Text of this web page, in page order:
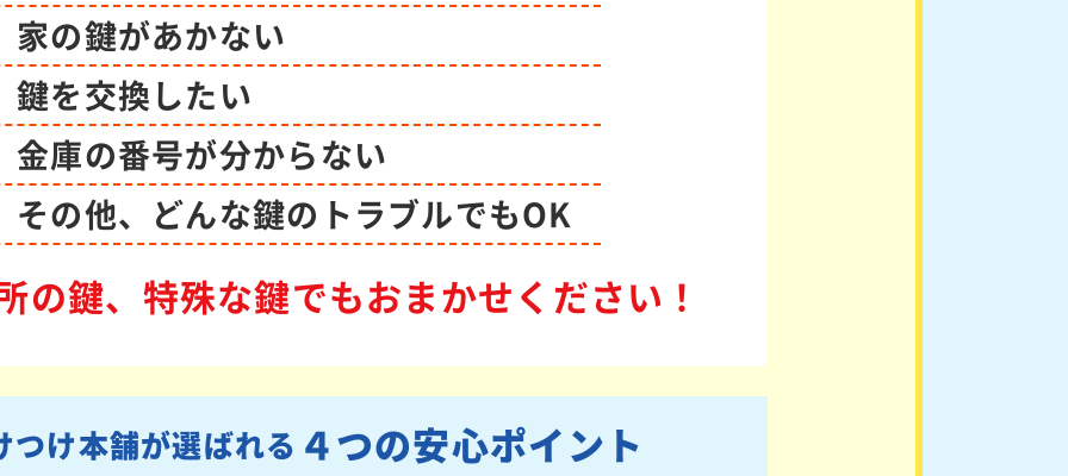
家の鍵があかない
鍵を交換したい
金庫の番号が分からない
その他、どんな鍵のトラブルでもOK
の鍵、特殊な鍵でもおまかせください！
つけ本舗が選ばれる ４つの安心ポイント